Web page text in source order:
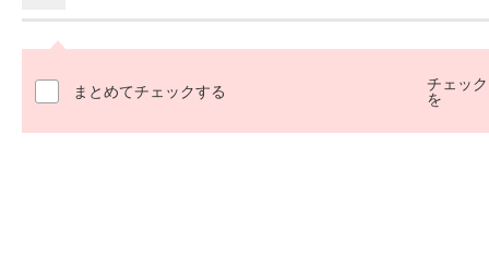
まとめてチェックする
チェッ
を